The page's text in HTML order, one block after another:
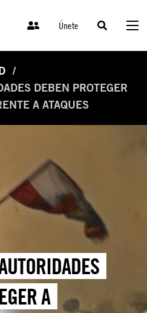
Únete
DEBEN PROTEGER
A ATAQUES
A